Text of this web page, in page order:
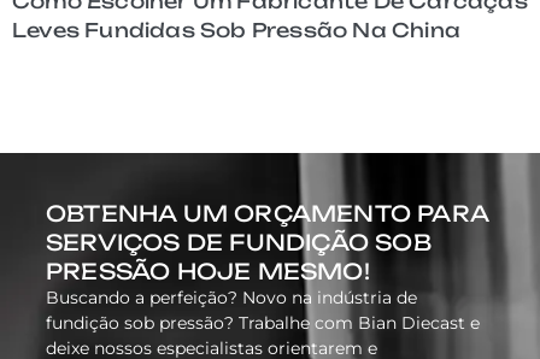
Para Peças Fundidas Sob Pressão
OBTENHA UM ORÇAMENTO PARA
SERVIÇOS DE FUNDIÇÃO SOB
PRESSÃO HOJE MESMO!
Buscando a perfeição? Novo na indústria de
fundição sob pressão? Trabalhe com Bian Diecast e